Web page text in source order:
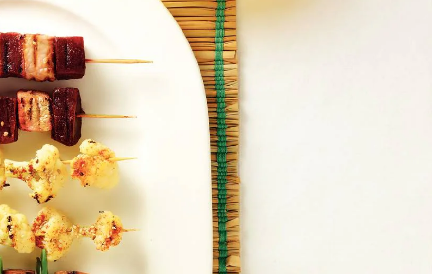
Kies producten
en peper. Snijd elk filetlapje in zes stukken en schep door dit mengsel. Marineer 15 min. Snijd de bieten in grove stukken en rijg ze
en rooster ze op de barbecue in 10-12 minuten gaar.
Wat vond je van dit recept?